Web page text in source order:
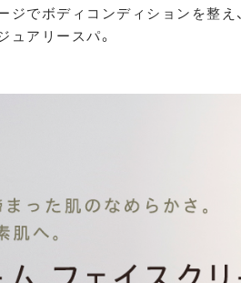
でボディコンディションを整え
ュアリースパ。